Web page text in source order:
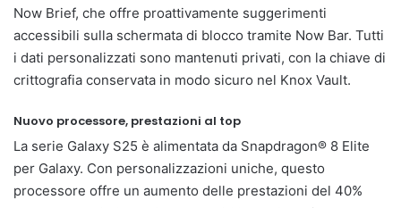
Now Brief, che offre proattivamente suggerimenti
accessibili sulla schermata di blocco tramite Now Bar. Tutti
i dati personalizzati sono mantenuti privati, con la chiave di
crittografia conservata in modo sicuro nel Knox Vault.
Nuovo processore, prestazioni al top
La serie Galaxy S25 è alimentata da Snapdragon® 8 Elite
per Galaxy. Con personalizzazioni uniche, questo
processore offre un aumento delle prestazioni del 40%